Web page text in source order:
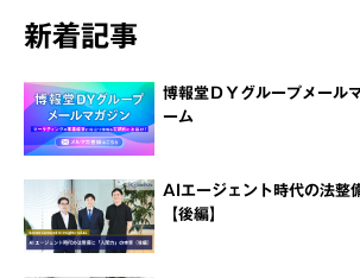
新着記事
博報堂ＤＹグループメール
ーム
AIエージェント時代の法整
【後編】